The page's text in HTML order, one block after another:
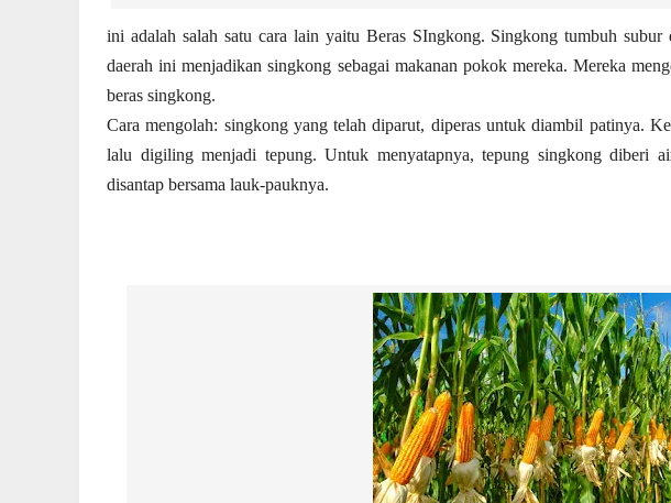
ini adalah salah satu cara lain yaitu Beras SIngkong. Singkong tumbuh subur
daerah ini menjadikan singkong sebagai makanan pokok mereka. Mereka
beras singkong.
Cara mengolah: singkong yang telah diparut, diperas untuk diambil patinya.
lalu digiling menjadi tepung. Untuk menyatapnya, tepung singkong diberi
disantap bersama lauk-pauknya.